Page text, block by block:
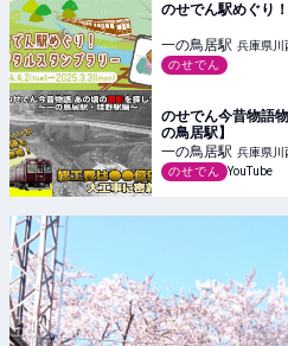
のせでん駅めぐり
一の鳥居駅 兵庫県川
のせでん
のせでん今昔物語
の鳥居駅】
一の鳥居駅 兵庫県川
のせでん
YouTube